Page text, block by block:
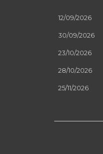
12/09/2026
30/09/2026
23/10/2026
28/10/2026
25/11/2026